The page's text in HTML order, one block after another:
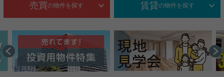
売買の物件を探す 賃貸の物件を探す